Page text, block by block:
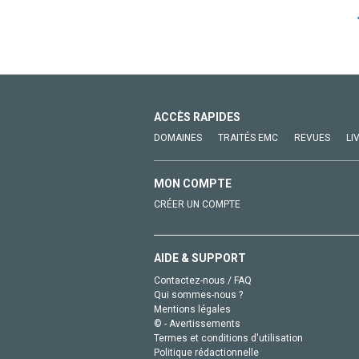
ACCÈS RAPIDES
DOMAINES TRAITÉS EMC REVUES
MON COMPTE
CRÉER UN COMPTE
AIDE & SUPPORT
Contactez-nous / FAQ
Qui sommes-nous ?
Mentions légales
© - Avertissements
Termes et conditions d'utilisation
Politique rédactionnelle